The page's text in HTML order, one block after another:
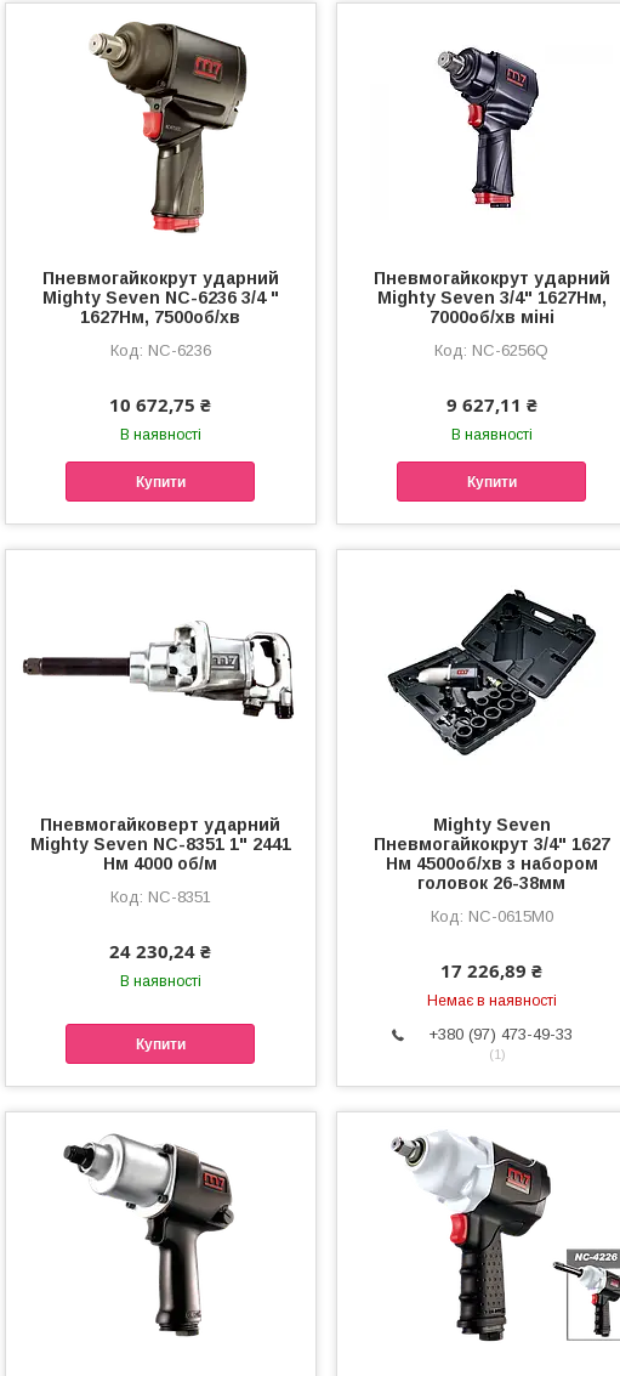
Пневмогайкокрут ударний
Mighty Seven NC-6236 3/4 "
1627Нм, 7500об/хв
NC-6236
10 672,75 ₴
В наявності
Купити
Пневмогайкокрут ударний
Mighty Seven 3/4" 1627Нм,
7000об/хв міні
NC-6256Q
9 627,11 ₴
В наявності
Купити
Пневмогайковерт ударний
Mighty Seven NC-8351 1" 2441
Нм 4000 об/м
NC-8351
24 230,24 ₴
В наявності
Купити
Mighty Seven
Пневмогайкокрут 3/4" 1627
Нм 4500об/хв з набором
головок 26-38мм
NC-0615M0
17 226,89 ₴
Немає в наявності
+380 (97) 473-49-33
1